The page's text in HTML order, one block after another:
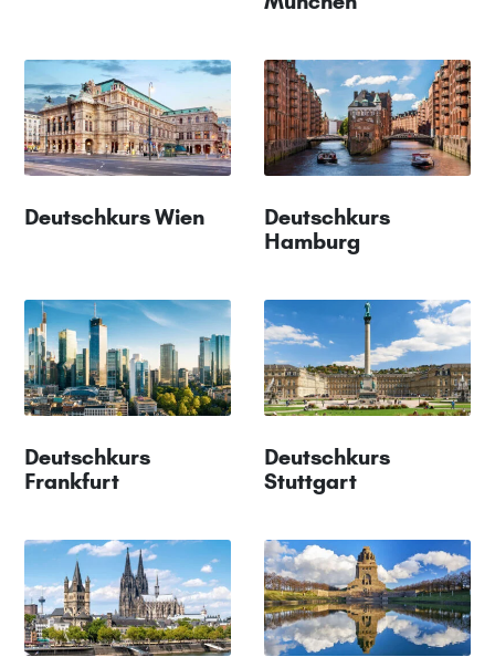
Deutschkurs Wien
Deutschkurs
Hamburg
Deutschkurs
Frankfurt
Deutschkurs
Stuttgart